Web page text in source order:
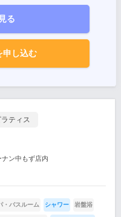
る
申し込む
ティス
ン中もず店内
・バスルーム シャワー 岩盤浴